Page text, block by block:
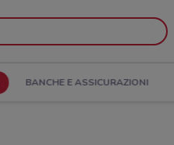
BANCHE E ASSICURAZIONI